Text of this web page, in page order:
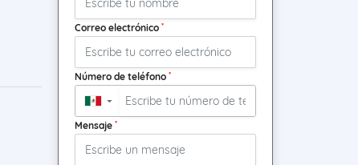
Correo electrónico *
Número de teléfono *
▼
Mensaje *